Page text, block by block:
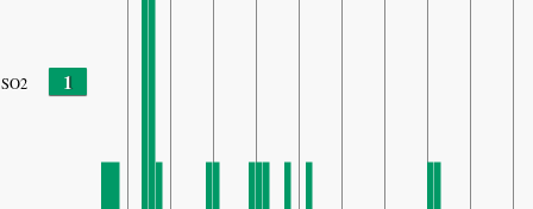
SO2 1